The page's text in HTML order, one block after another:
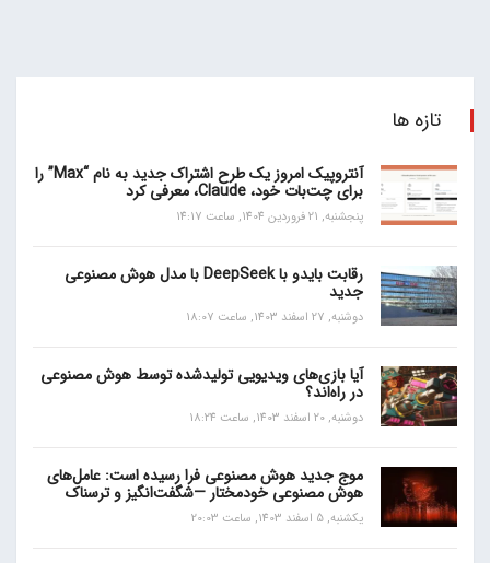
تازه ها
آنتروپیک امروز یک طرح اشتراک جدید به نام “Max” را
برای چت‌بات خود، Claude، معرفی کرد
پنجشنبه, 21 فروردین 1404, ساعت 14:17
رقابت بایدو با DeepSeek با مدل هوش مصنوعی
جدید
دوشنبه, 27 اسفند 1403, ساعت 18:07
آیا بازی‌های ویدیویی تولیدشده توسط هوش مصنوعی
در راه‌اند؟
دوشنبه, 20 اسفند 1403, ساعت 18:24
موج جدید هوش مصنوعی فرا رسیده است: عامل‌های
هوش مصنوعی خودمختار —شگفت‌انگیز و ترسناک
یکشنبه, 5 اسفند 1403, ساعت 20:03